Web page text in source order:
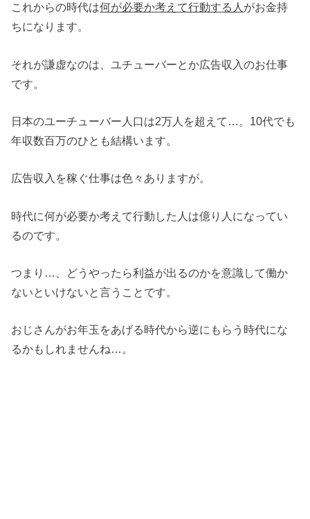
これからの時代は何が必要か考えて行動する人 がお金持
ちになります。
それが謙虚なのは、ユチューバーとか広告収入のお仕事
です。
日本のユーチューバー人口は2万人を超えて…。10代でも
年収数百万のひとも結構います。
広告収入を稼ぐ仕事は色々ありますが。
時代に何が必要か考えて行動した人は億り人になってい
るのです。
つまり…、どうやったら利益が出るのかを意識して働か
ないといけないと言うことです。
おじさんがお年玉をあげる時代から逆にもらう時代にな
るかもしれませんね…。